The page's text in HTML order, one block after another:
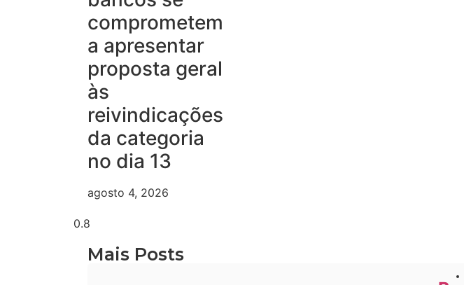
comprometem
a apresentar
proposta geral
às
reivindicações
da categoria
no dia 13
agosto 4, 2026
Mais Posts